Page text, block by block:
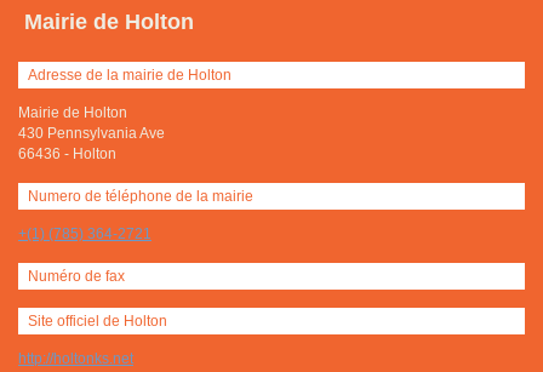
Mairie de Holton
Adresse de la mairie de Holton
Mairie de Holton
430 Pennsylvania Ave
66436 - Holton
Numero de téléphone de la mairie
+(1) (785) 364-2721
Numéro de fax
Site officiel de Holton
http://holtonks.net